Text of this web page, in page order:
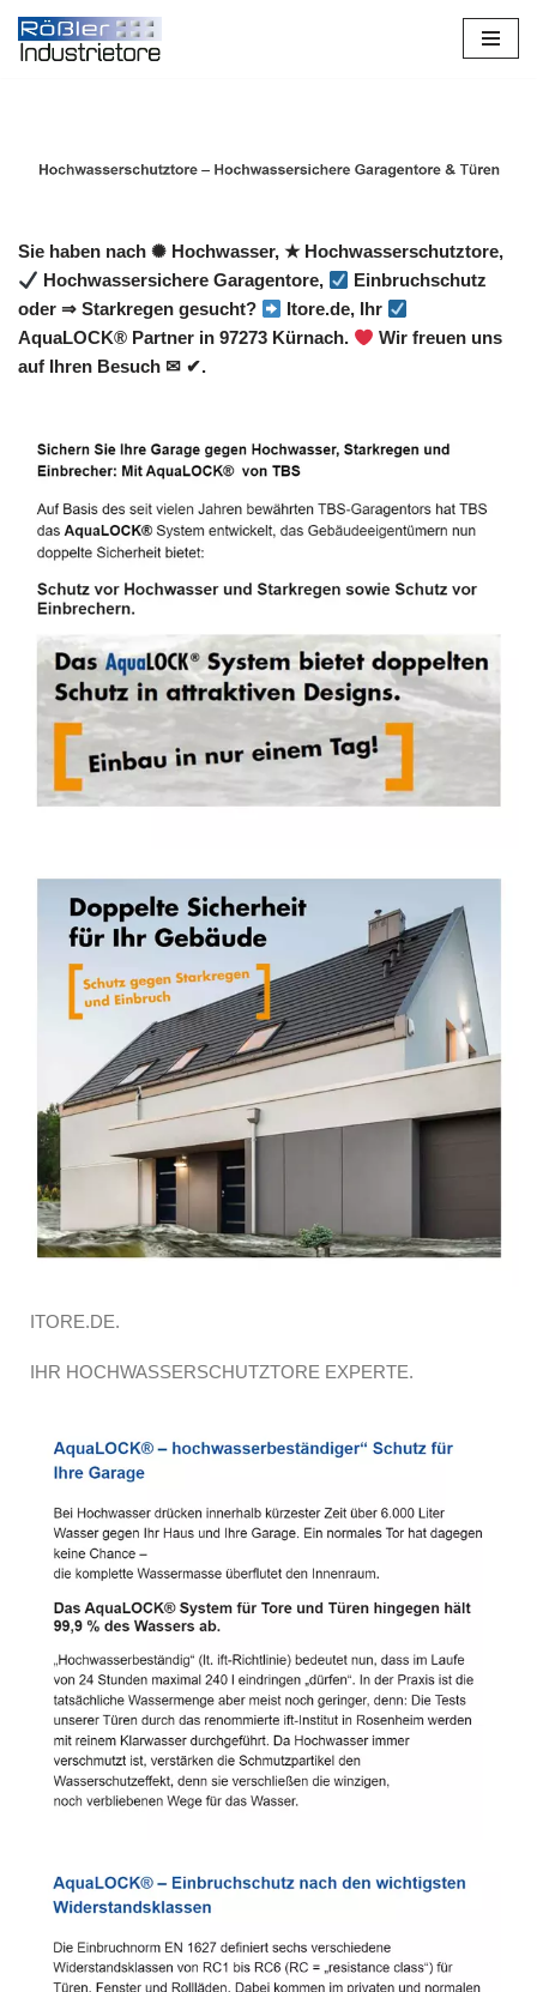
Zum
Sie haben nach ✺ Hochwasser, ★ Hochwasserschutztore,
Hochwassersichere Garagentore,
Einbruchschutz
oder ⇒ Starkregen gesucht?
Itore.de, Ihr
AquaLOCK® Partner in 97273 Kürnach.
Wir freuen uns
auf Ihren Besuch ✉ ✔.
ITORE.DE.
IHR HOCHWASSERSCHUTZTORE EXPERTE.